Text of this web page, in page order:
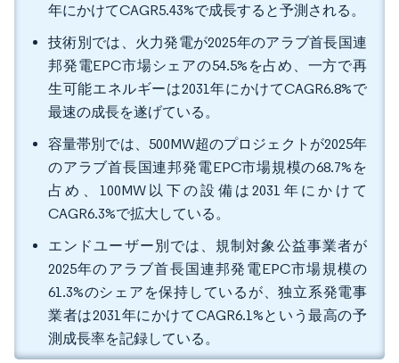
年にかけてCAGR5.43%で成長すると予測される。
技術別では、火力発電が2025年のアラブ首長国連
邦発電EPC市場シェアの54.5%を占め、一方で再
生可能エネルギーは2031年にかけてCAGR6.8%で
最速の成長を遂げている。
容量帯別では、500MW超のプロジェクトが2025年
のアラブ首長国連邦発電EPC市場規模の68.7%を
占め、100MW以下の設備は2031年にかけて
CAGR6.3%で拡大している。
エンドユーザー別では、規制対象公益事業者が
2025年のアラブ首長国連邦発電EPC市場規模の
61.3%のシェアを保持しているが、独立系発電事
業者は2031年にかけてCAGR6.1%という最高の予
測成長率を記録している。